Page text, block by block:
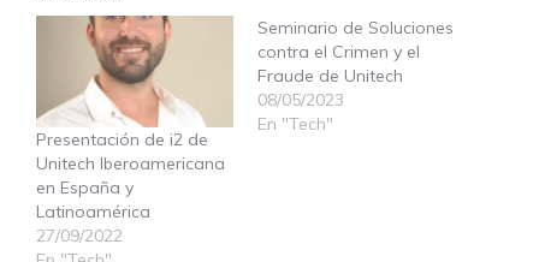
Presentación de i2 de
Unitech Iberoamericana
en España y
Latinoamérica
27/09/2022
Seminario de Soluciones
contra el Crimen y el
Fraude de Unitech
08/05/2023
En "Tech"